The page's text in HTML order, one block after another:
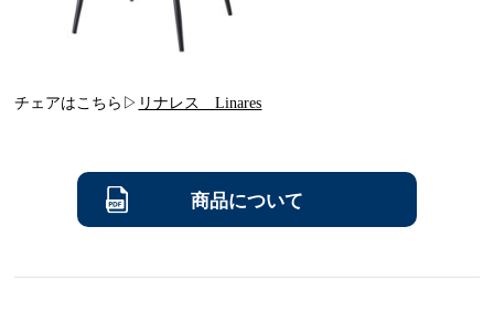
チェアはこちら▷ リナレス Linares
商品について